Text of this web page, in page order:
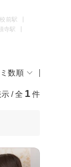
前駅
寺駅
数順
/ 全 1 件